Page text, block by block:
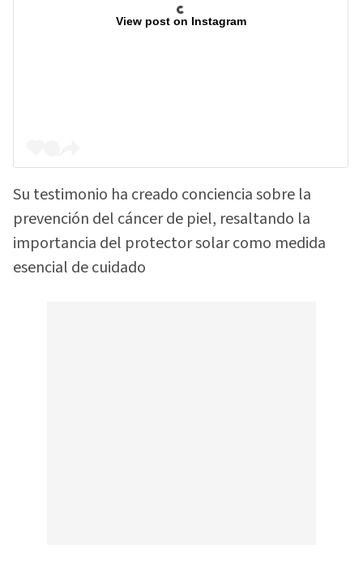
View post on Instagram
Su testimonio ha creado conciencia sobre la
prevención del cáncer de piel, resaltando la
importancia del protector solar como medida
esencial de cuidado